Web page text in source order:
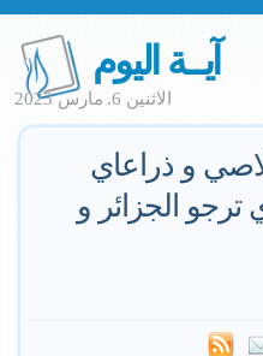
آيــة اليوم
الاثنين 6. مارس 2023
و ذراعاي
الجزائر و